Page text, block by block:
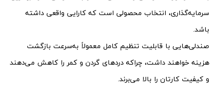
سرمایه‌گذاری، انتخاب محصولی است که کارایی واقعی داشته
باشد.
صندلی‌هایی با قابلیت تنظیم کامل معمولاً به‌سرعت بازگشت
هزینه خواهند داشت، چراکه دردهای گردن و کمر را کاهش می‌دهند
و کیفیت کارتان را بالا می‌برند.